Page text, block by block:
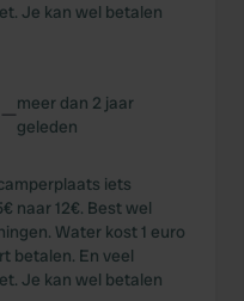
Je kan wel betalen
—meer dan 2 jaar
geleden
iets
naar 12€. Best wel
Water kost 1 euro
betalen. En veel
Je kan wel betalen